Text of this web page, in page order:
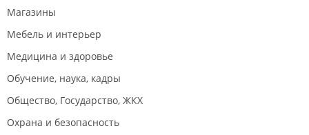
Магазины
Мебель и интерьер
Медицина и здоровье
Обучение, наука, кадры
Общество, Государство, ЖКХ
Охрана и безопасность